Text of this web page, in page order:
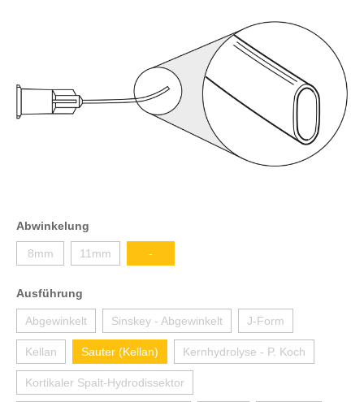
Abwinkelung
8mm 11mm -
Ausführung
Abgewinkelt Sinskey - Abgewinkelt J-Form
Kellan Sauter (Kellan) Kernhydrolyse - P. Koch
Kortikaler Spalt-Hydrodissektor